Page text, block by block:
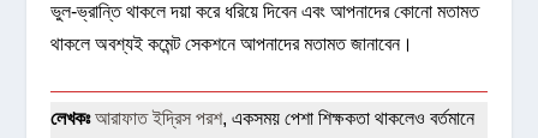
ভুল-ভ্রান্তি থাকলে দয়া করে ধরিয়ে দিবেন এবং আপনাদের কোনো মতামত
থাকলে অবশ্যই কমেন্ট সেকশনে আপনাদের মতামত জানাবেন।
লেখকঃ আরাফাত ইদ্রিস পরশ, একসময় পেশা শিক্ষকতা থাকলেও বর্তমানে